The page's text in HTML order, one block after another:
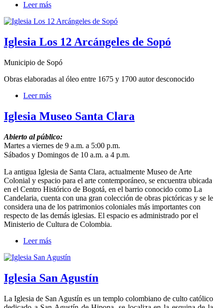
Leer más
Iglesia Los 12 Arcángeles de Sopó
Municipio de Sopó
Obras elaboradas al óleo entre 1675 y 1700 autor desconocido
Leer más
Iglesia Museo Santa Clara
Abierto al público:
Martes a viernes de 9 a.m. a 5:00 p.m.
Sábados y Domingos de 10 a.m. a 4 p.m.
La antigua Iglesia de Santa Clara, actualmente Museo de Arte
Colonial y espacio para el arte contemporáneo, se encuentra ubicada
en el Centro Histórico de Bogotá, en el barrio conocido como La
Candelaria, cuenta con una gran colección de obras pictóricas y se le
considera una de los patrimonios coloniales más importantes con
respecto de las demás iglesias. El espacio es administrado por el
Ministerio de Cultura de Colombia.
Leer más
Iglesia San Agustín
La Iglesia de San Agustín es un templo colombiano de culto católico